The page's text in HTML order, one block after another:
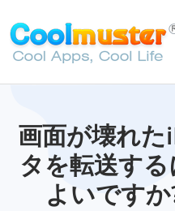
画面が壊れ
タを転送す
よいです